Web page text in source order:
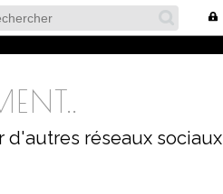
réseaux sociaux